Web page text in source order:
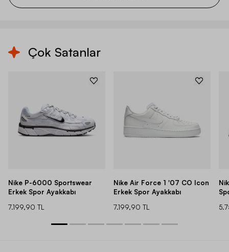
Çok Satanlar
Nike P-6000 Sportswear
Erkek Spor Ayakkabı
7.199,90 TL
Nike Air Force 1 '07 CO Icon
Erkek Spor Ayakkabı
7.199,90 TL